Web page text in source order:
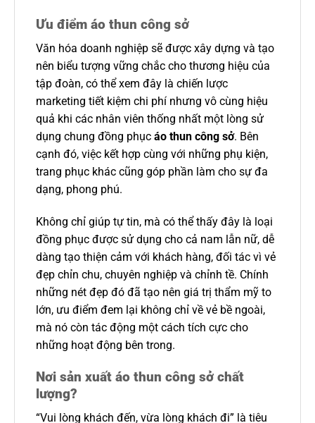
Ưu điểm áo thun công sở
Văn hóa doanh nghiệp sẽ được xây dựng và tạo
nên biểu tượng vững chắc cho thương hiệu của
tập đoàn, có thể xem đây là chiến lược
marketing tiết kiệm chi phí nhưng vô cùng hiệu
quả khi các nhân viên thống nhất một lòng sử
dụng chung đồng phục áo thun công sở. Bên
cạnh đó, việc kết hợp cùng với những phụ kiện,
trang phục khác cũng góp phần làm cho sự đa
dạng, phong phú.
Không chỉ giúp tự tin, mà có thể thấy đây là loại
đồng phục được sử dụng cho cả nam lẫn nữ, dễ
dàng tạo thiện cảm với khách hàng, đối tác vì vẻ
đẹp chỉn chu, chuyên nghiệp và chỉnh tề. Chính
những nét đẹp đó đã tạo nên giá trị thẩm mỹ to
lớn, ưu điểm đem lại không chỉ về vẻ bề ngoài,
mà nó còn tác động một cách tích cực cho
những hoạt động bên trong.
Nơi sản xuất áo thun công sở chất
lượng?
“Vui lòng khách đến, vừa lòng khách đi” là tiêu